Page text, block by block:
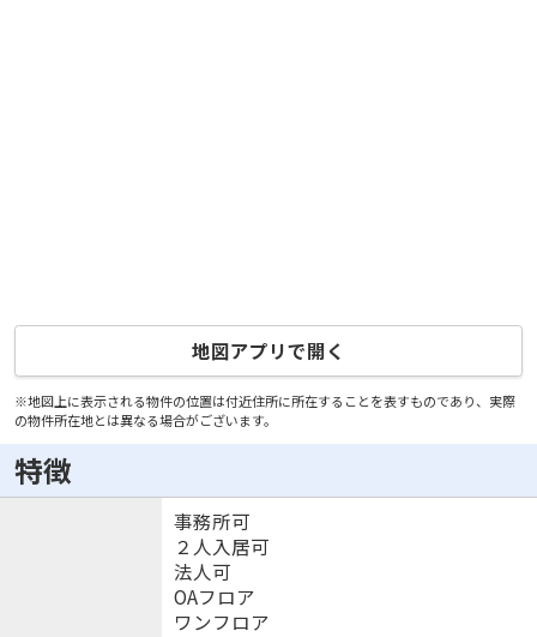
地図アプリで開く
※地図上に表示される物件の位置は付近住所に所在することを表すものであり、実際
の物件所在地とは異なる場合がございます。
特徴
事務所可
２人入居可
法人可
OAフロア
ワンフロア